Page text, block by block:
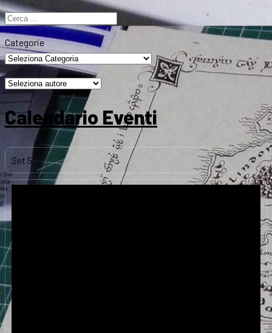
Ricerca
per:
Categorie
Calendario Eventi
Set 5